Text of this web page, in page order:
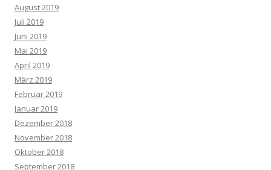
August 2019
Juli 2019
Juni 2019
Mai 2019
April 2019
März 2019
Februar 2019
Januar 2019
Dezember 2018
November 2018
Oktober 2018
September 2018